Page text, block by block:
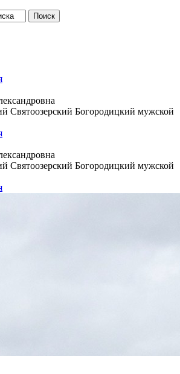
Святоозерский Богородицкий мужской
Святоозерский Богородицкий мужской